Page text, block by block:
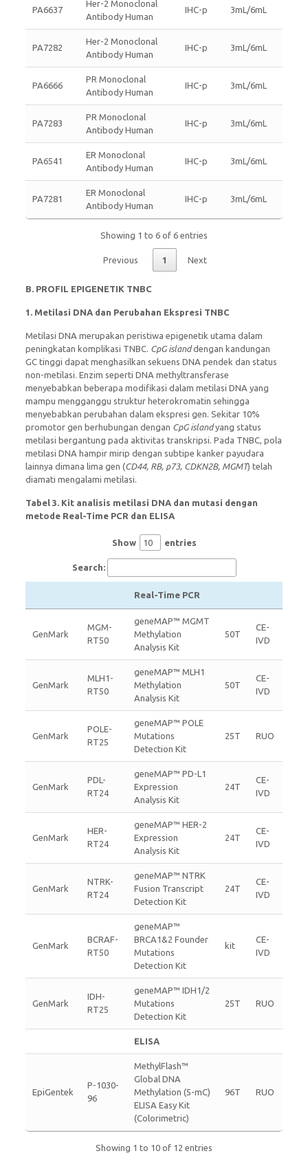
PA6637
Her-2 Monoclonal
Antibody Human
IHC-p 3mL/6mL
PA7282
Her-2 Monoclonal
Antibody Human
IHC-p 3mL/6mL
PA6666
PR Monoclonal
Antibody Human
IHC-p 3mL/6mL
PA7283
PR Monoclonal
Antibody Human
IHC-p 3mL/6mL
PA6541
ER Monoclonal
Antibody Human
IHC-p 3mL/6mL
PA7281
ER Monoclonal
Antibody Human
IHC-p 3mL/6mL
Showing 1 to 6 of 6 entries
Previous 1 Next
B. PROFIL EPIGENETIK TNBC
1. Metilasi DNA dan Perubahan Ekspresi TNBC
Metilasi DNA merupakan peristiwa epigenetik utama dalam
peningkatan komplikasi TNBC. CpG islanddengan kandungan
GC tinggi dapat menghasilkan sekuens DNA pendek dan status
non-metilasi. Enzim seperti DNA methyltransferase
menyebabkan beberapa modifikasi dalam metilasi DNA yang
mampu mengganggu struktur heterokromatin sehingga
menyebabkan perubahan dalam ekspresi gen. Sekitar 10%
promotor gen berhubungan dengan CpG islandyang status
metilasi bergantung pada aktivitas transkripsi. Pada TNBC, pola
metilasi DNA hampir mirip dengan subtipe kanker payudara
lainnya dimana lima gen (CD44, RB, p73, CDKN2B, MGMT) telah
diamati mengalami metilasi.
Tabel 3. Kit analisis metilasi DNA dan mutasi dengan
metode Real-Time PCR dan ELISA
Show entries
Search:
Real-Time PCR
GenMark
MGM-
RT50
geneMAP™ MGMT
Methylation
Analysis Kit
50T
CE-
IVD
GenMark
MLH1-
RT50
geneMAP™ MLH1
Methylation
Analysis Kit
50T
CE-
IVD
GenMark
POLE-
RT25
geneMAP™ POLE
Mutations
Detection Kit
25T RUO
GenMark
PDL-
RT24
geneMAP™ PD-L1
Expression
Analysis Kit
24T
CE-
IVD
GenMark
HER-
RT24
geneMAP™ HER-2
Expression
Analysis Kit
24T
CE-
IVD
GenMark
NTRK-
RT24
geneMAP™ NTRK
Fusion Transcript
Detection Kit
24T
CE-
IVD
GenMark
BCRAF-
RT50
geneMAP™
BRCA1&2 Founder
Mutations
Detection Kit
kit
CE-
IVD
GenMark
IDH-
RT25
geneMAP™ IDH1/2
Mutations
Detection Kit
25T RUO
ELISA
EpiGentek
P-1030-
96
MethylFlash™
Global DNA
Methylation (5-mC)
ELISA Easy Kit
(Colorimetric)
96T RUO
Showing 1 to 10 of 12 entries